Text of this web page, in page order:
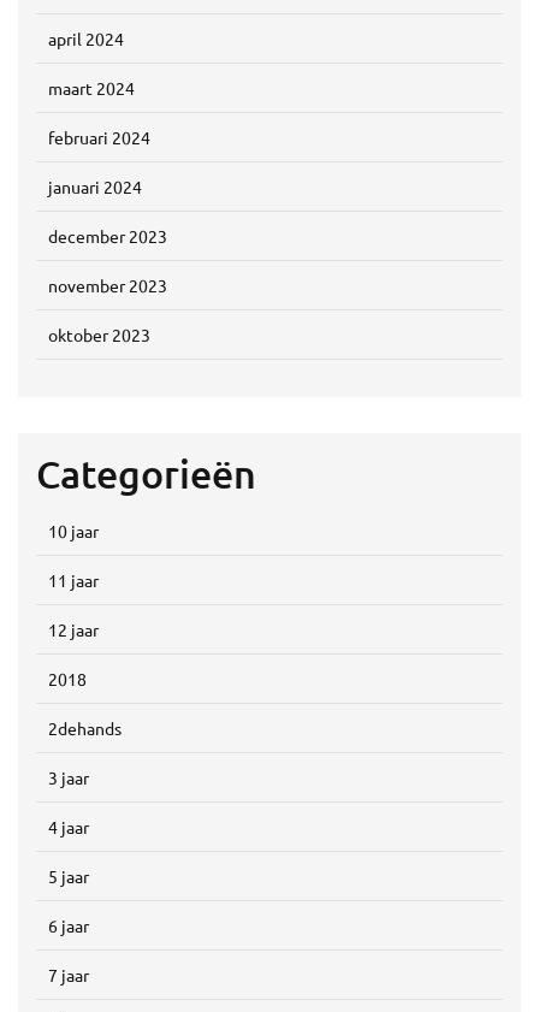
april 2024
maart 2024
februari 2024
januari 2024
december 2023
november 2023
oktober 2023
Categorieën
10 jaar
11 jaar
12 jaar
2018
2dehands
3 jaar
4 jaar
5 jaar
6 jaar
7 jaar